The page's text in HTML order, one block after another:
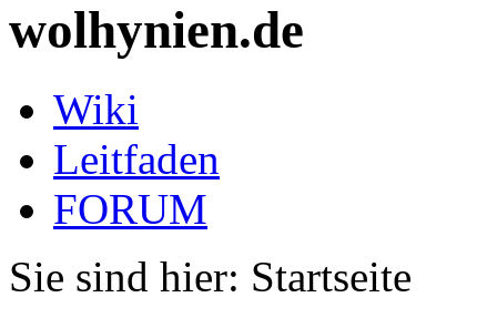
wolhynien.de
Wiki
Leitfaden
FORUM
Sie sind hier: Startseite